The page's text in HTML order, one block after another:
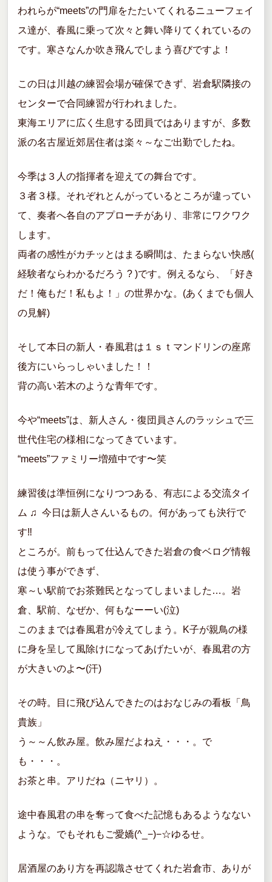
われらが“meets”の門扉をたたいてくれるニューフェイ
ス達が、春風に乗って次々と舞い降りてくれているの
です。寒さなんか吹き飛んでしまう喜びですよ！
この日は川越の練習会場が確保できず、岩倉駅隣接の
センターで合同練習が行われました。
東海エリアに広く生息する団員ではありますが、多数
派の名古屋近郊居住者は楽々～なご出勤でしたね。
今季は３人の指揮者を迎えての舞台です。
３者３様。それぞれとんがっているところが違ってい
て、奏者へ各自のアプローチがあり、非常にワクワク
します。
両者の感性がカチッとはまる瞬間は、たまらない快感(
経験者ならわかるだろう ? )です。例えるなら、「好き
だ！俺もだ！私もよ！」の世界かな。(あくまでも個人
の見解)
そして本日の新人・春風君は１ｓｔマンドリンの座席
後方にいらっしゃいました！！
背の高い若木のような青年です。
今や“meets”は、新人さん・復団員さんのラッシュで三
世代住宅の様相になってきています。
“meets”ファミリー増殖中です〜笑
練習後は準恒例になりつつある、有志による交流タイ
ム ♫ 今日は新人さんいるもの。何があっても決行で
す‼︎
ところが。前もって仕込んできた岩倉の食ベログ情報
は使う事ができず、
寒～い駅前でお茶難民となってしまいました…。岩
倉、駅前、なぜか、何もなーーい(泣)
このままでは春風君が冷えてしまう。K子が親鳥の様
に身を呈して風除けになってあげたいが、春風君の方
が大きいのよ〜(汗)
その時。目に飛び込んできたのはおなじみの看板「鳥
貴族」
う～～ん飲み屋。飲み屋だよねえ・・・。で
も・・・。
お茶と串。アリだね（ニヤリ）。
途中春風君の串を奪って食べた記憶もあるようなない
ような。でもそれもご愛嬌(^_−)−☆ゆるせ。
居酒屋のあり方を再認識させてくれた岩倉市、ありが